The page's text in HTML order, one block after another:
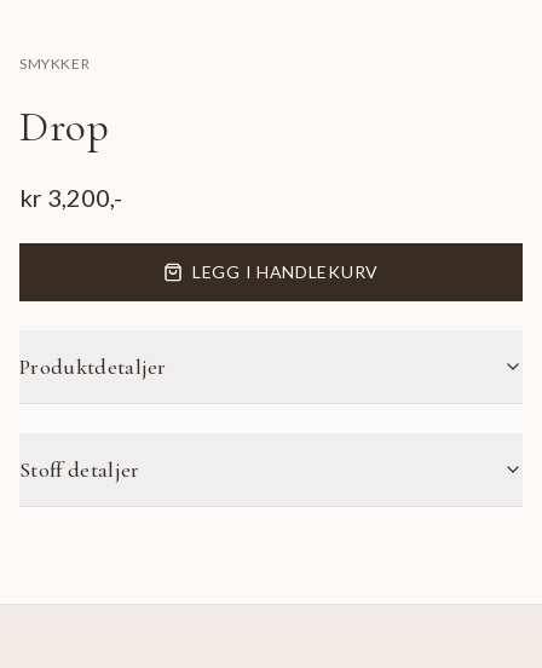
SMYKKER
Drop
kr 3,200,-
LEGG I HANDLEKURV
Produktdetaljer
Stoff detaljer